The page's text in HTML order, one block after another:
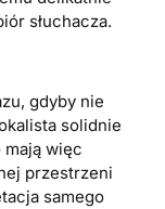
słuchacza.
gdyby nie
solidnie
mają więc
przestrzeni
samego